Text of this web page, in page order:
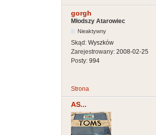
gorgh
Młodszy Atarowiec
Nieaktywny
Skąd: Wyszków
Zarejestrowany: 2008-02-25
Posty: 994
Strona
AS...